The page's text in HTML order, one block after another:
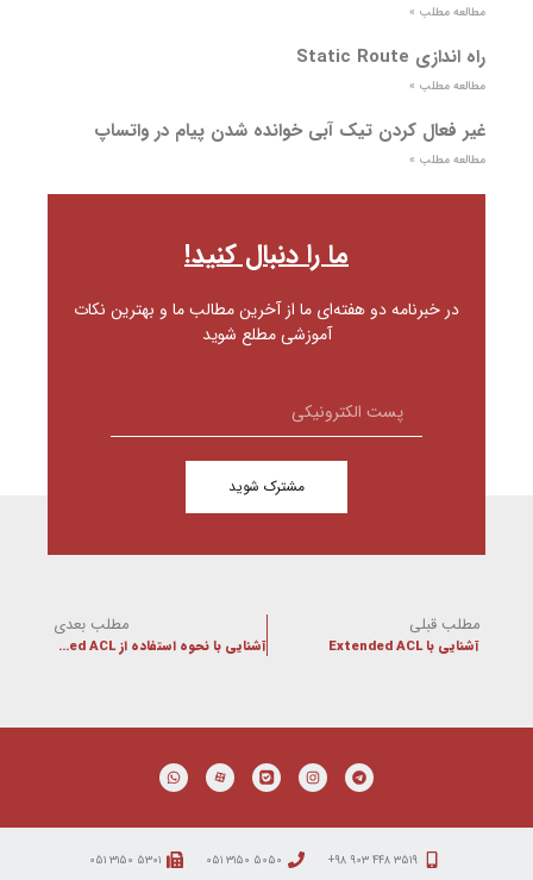
مطالعه مطلب »
راه اندازی Static Route
مطالعه مطلب »
غیر فعال کردن تیک آبی خوانده شدن پیام در واتساپ
مطالعه مطلب »
ما را دنبال کنید!
در خبرنامه دو هفته‌ای ما از آخرین مطالب ما و بهترین نکات
آموزشی مطلع شوید
مشترک شوید
مطلب قبلی
آشنایی با Extended ACL
مطلب بعدی
آشنایی با نحوه استفاده از Established ACL
۳۵۱۹ ۴۴۸ ۹۰۳ ۹۸+ ۵۰۵۰ ۳۱۵۰ ۰۵۱ ۵۳۰۱ ۳۱۵۰ ۰۵۱